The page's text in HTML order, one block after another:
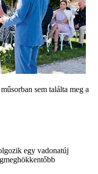
sem találta meg a
egy vadonatúj